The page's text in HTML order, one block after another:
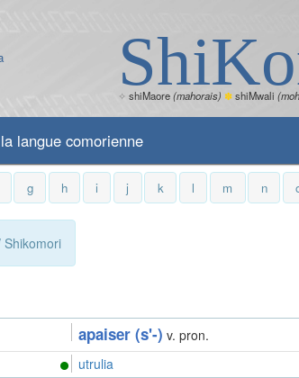
✧ shiMaore(mahorais) ✽shiMwali
langue comorienne
g h i j k l m n
Shikomori
apaiser (s'-) v. pron.
utrulia